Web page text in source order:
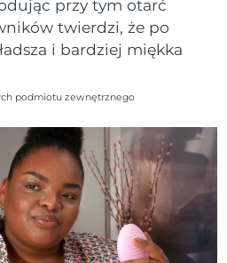
przy tym otarć
twierdzi, że po
i bardziej miękka
podmiotu zewnętrznego
Oczekiwany czas dostawy
11/8/26
Oczekiwany czas dostawy
Oczekiwany czas dostawy